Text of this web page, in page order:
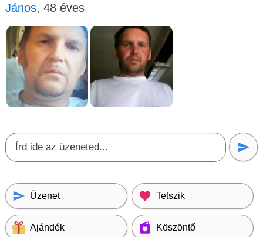
János, 48 éves
Üzenet Tetszik
Ajándék Köszöntő